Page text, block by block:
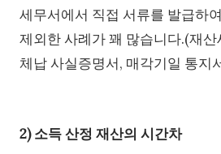
세무서에서 직접 서류를 발급하
제외한 사례가 꽤 많습니다.(재
체납 사실증명서, 매각기일 통지
2) 소득 산정 재산의 시간차